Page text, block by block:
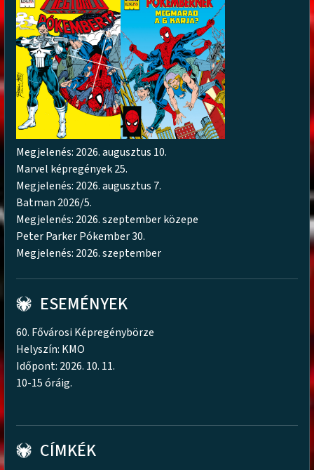
Megjelenés: 2026. augusztus 10.
Marvel képregények 25.
Megjelenés: 2026. augusztus 7.
Batman 2026/5.
Megjelenés: 2026. szeptember közepe
Peter Parker Pókember 30.
Megjelenés: 2026. szeptember
ESEMÉNYEK
60. Fővárosi Képregénybörze
Helyszín: KMO
Időpont: 2026. 10. 11.
10-15 óráig.
CÍMKÉK